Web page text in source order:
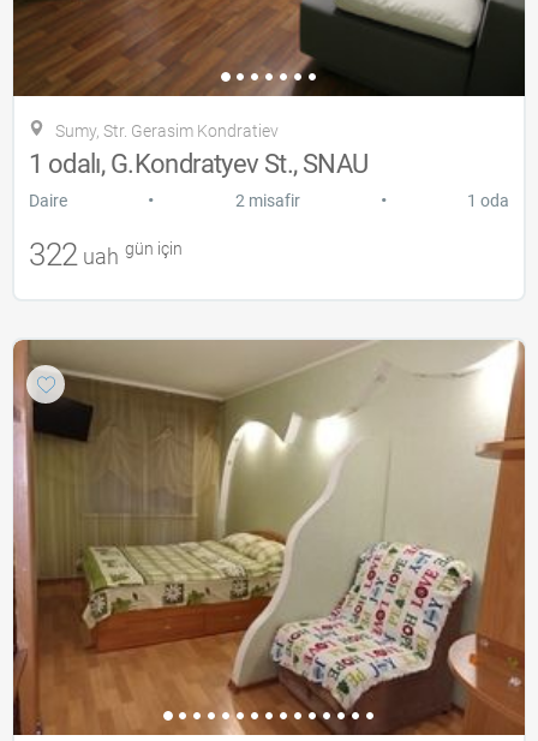
Sumy, Str. Gerasim Kondratiev
1 odalı, G.Kondratyev St., SNAU
Daire • 2 misafir • 1 oda
322 uah gün için